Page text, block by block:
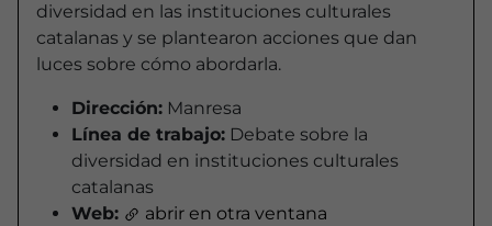
diversidad en las instituciones culturales
catalanas y se plantearon acciones que dan
luces sobre cómo abordarla.
Dirección: Manresa
Línea de trabajo: Debate sobre la
diversidad en instituciones culturales
catalanas
Web:
abrir en otra ventana